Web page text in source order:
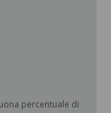
percentuale di